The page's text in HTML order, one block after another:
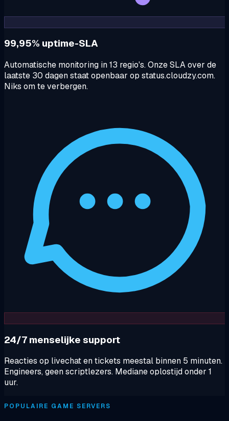
99,95% uptime-SLA
Automatische monitoring in 13 regio's. Onze SLA over de
laatste 30 dagen staat openbaar op status.cloudzy.com.
Niks om te verbergen.
24/7 menselijke support
Reacties op livechat en tickets meestal binnen 5 minuten.
Engineers, geen scriptlezers. Mediane oplostijd onder 1
uur.
POPULAIRE GAME SERVERS